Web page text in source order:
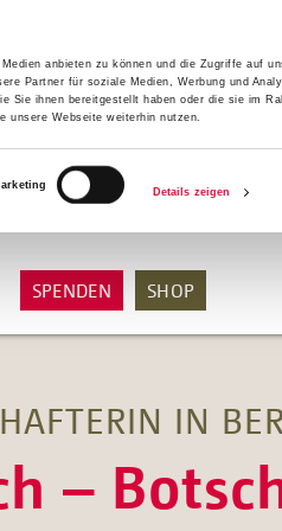
anbieten zu können und die Zugriffe auf
Partner für soziale Medien, Werbung und
Sie ihnen bereitgestellt haben oder die sie im
unsere Webseite weiterhin nutzen.
Details zeigen
SPENDEN SHOP
IN
–